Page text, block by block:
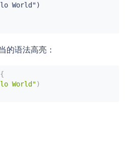
World")
的语法高亮：
{
World")